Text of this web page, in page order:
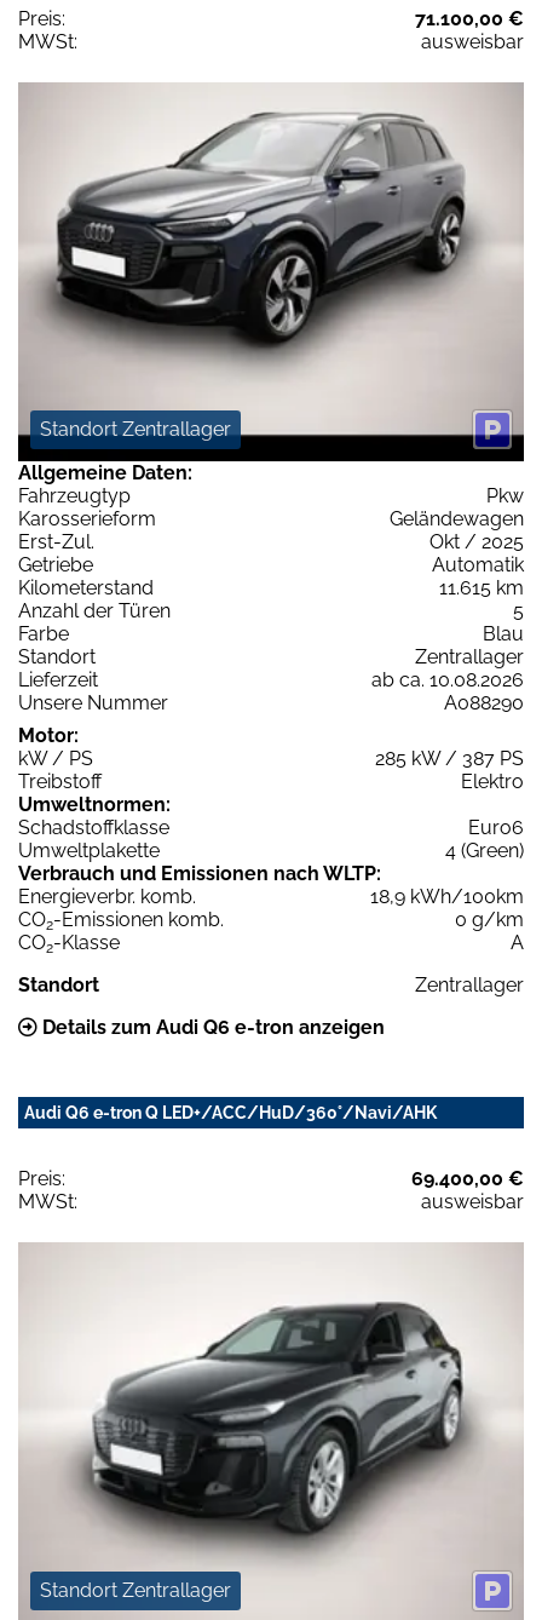
Preis:
71.100,00 €
MWSt:
ausweisbar
Standort Zentrallager
Allgemeine Daten:
Fahrzeugtyp
Pkw
Karosserieform
Geländewagen
Erst-Zul.
Okt / 2025
Getriebe
Automatik
Kilometerstand
11.615 km
Anzahl der Türen
5
Farbe
Blau
Standort
Zentrallager
Lieferzeit
ab ca. 10.08.2026
Unsere Nummer
A088290
Motor:
kW / PS
285 kW / 387 PS
Treibstoff
Elektro
Umweltnormen:
Schadstoffklasse
Euro6
Umweltplakette
4 (Green)
Verbrauch und Emissionen nach WLTP:
Energieverbr. komb.
18,9 kWh/100km
CO2-Emissionen komb.
0 g/km
CO2-Klasse
A
Standort
Zentrallager
Details zum Audi Q6 e-tron anzeigen
Audi Q6 e-tron Q LED+/ACC/HuD/360°/Navi/AHK
Preis:
69.400,00 €
MWSt:
ausweisbar
Standort Zentrallager